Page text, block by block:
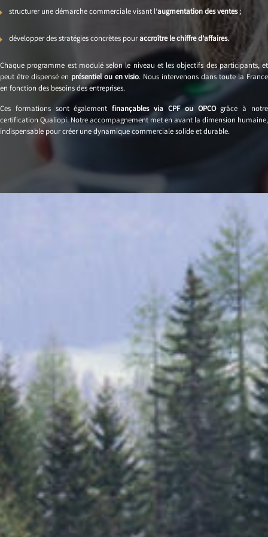
structurer une démarche commerciale visant l’augmentation des ventes;
développer des stratégies concrètes pouraccroître le chiffre d’affaires.
Chaque programme est modulé selon le niveau et les objectifs des participants, et
peut être dispensé en présentiel ou en visio. Nous intervenons dans toute la France
en fonction des besoins des entreprises.
Ces formations sont égalementfinançables via CPF ou OPCOgrâce à notre
certification Qualiopi. Notre accompagnement met en avant la dimension humaine,
indispensable pour créer une dynamique commerciale solide et durable.